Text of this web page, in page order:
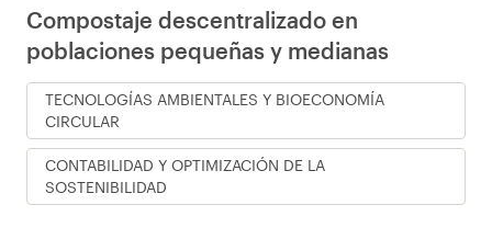
Compostaje descentralizado en
poblaciones pequeñas y medianas
TECNOLOGÍAS AMBIENTALES Y BIOECONOMÍA
CIRCULAR
CONTABILIDAD Y OPTIMIZACIÓN DE LA
SOSTENIBILIDAD